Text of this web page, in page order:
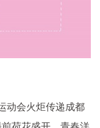
动会火炬传递成都